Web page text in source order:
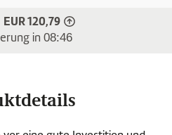
EUR 120,79 Gold-Preis ist
in 08:46